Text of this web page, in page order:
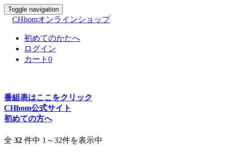
Toggle navigation
CHhomオンラインショップ
初めてのかたへ
ログイン
カート 0
番組表はここをクリック
CHhom公式サイト
初めての方へ
全 32 件中 1～32件を表示中